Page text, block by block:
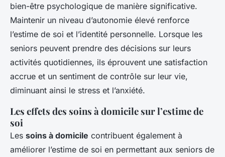
bien-être psychologique de manière significative.
Maintenir un niveau d’autonomie élevé renforce
l’estime de soi et l’identité personnelle. Lorsque les
seniors peuvent prendre des décisions sur leurs
activités quotidiennes, ils éprouvent une satisfaction
accrue et un sentiment de contrôle sur leur vie,
diminuant ainsi le stress et l’anxiété.
Les effets des soins à domicile sur l’estime de
soi
Les soins à domicile contribuent également à
améliorer l’estime de soi en permettant aux seniors de